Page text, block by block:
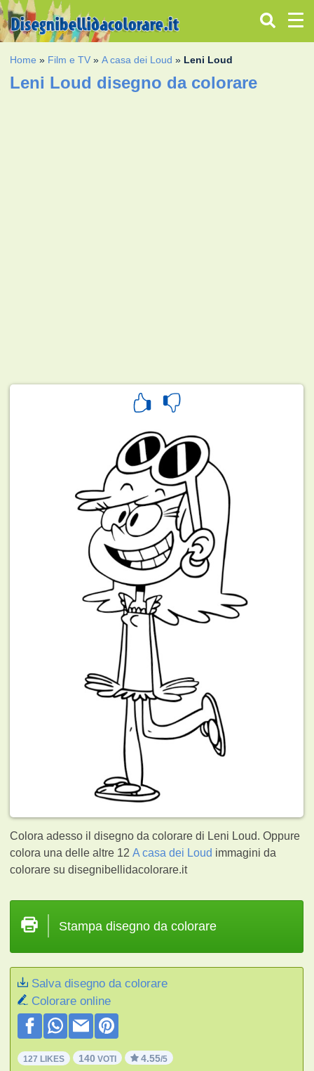
Home » Film e TV »A casa dei Loud » Leni Loud
Leni Loud disegno da colorare
Colora adesso il disegno da colorare di Leni Loud. Oppure
colora una delle altre 12A casa dei Loud immagini da
colorare su disegnibellidacolorare.it
Stampa disegno da colorare
Salva disegno da colorare
Colorare online
127 LIKES 140 VOTI 4.55/5